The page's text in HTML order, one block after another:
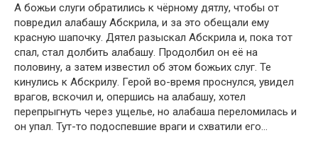
А божьи слуги обратились к чёрному дятлу, чтобы от
повредил алабашу Абскрила, и за это обещали ему
красную шапочку. Дятел разыскал Абскрила и, пока тот
спал, стал долбить алабашу. Продолбил он её на
половину, а затем известил об этом божьих слуг. Те
кинулись к Абскрилу. Герой во-время проснулся, увидел
врагов, вскочил и, опершись на алабашу, хотел
перепрыгнуть через ущелье, но алабаша переломилась и
он упал. Тут-то подоспевшие враги и схватили его…